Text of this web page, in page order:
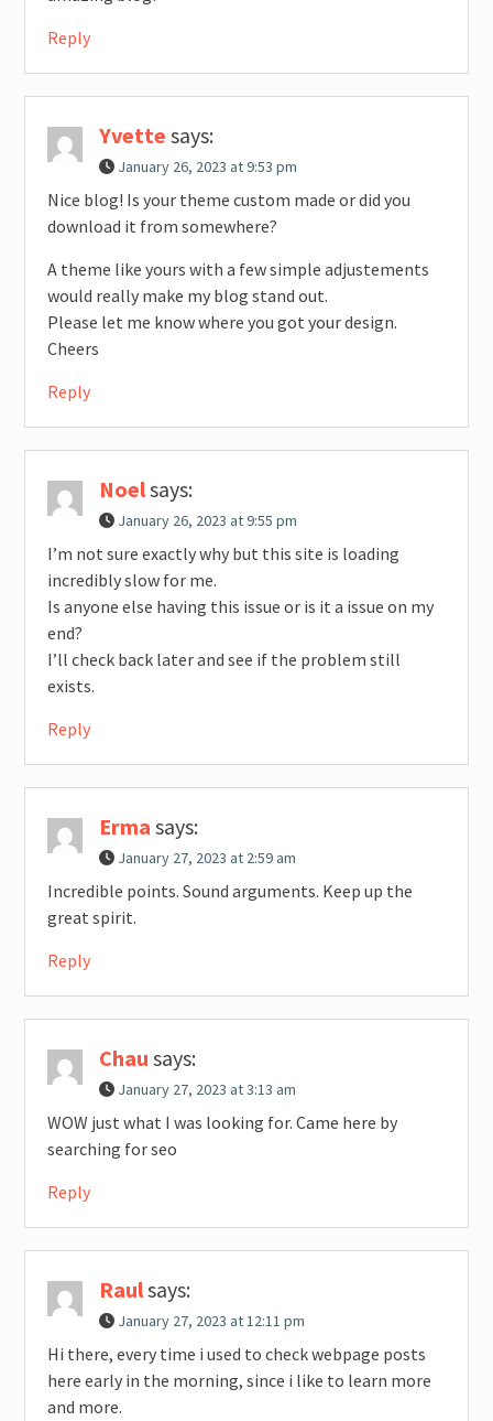
Reply
Yvette says:
January 26, 2023 at 9:53 pm
Nice blog! Is your theme custom made or did you
download it from somewhere?
A theme like yours with a few simple adjustements
would really make my blog stand out.
Please let me know where you got your design.
Cheers
Reply
Noelsays:
January 26, 2023 at 9:55 pm
I’m not sure exactly why but this site is loading
incredibly slow for me.
Is anyone else having this issue or is it a issue on my
end?
I’ll check back later and see if the problem still
exists.
Reply
Erma says:
January 27, 2023 at 2:59 am
Incredible points. Sound arguments. Keep up the
great spirit.
Reply
Chau says:
January 27, 2023 at 3:13 am
WOW just what I was looking for. Came here by
searching for seo
Reply
Raulsays:
January 27, 2023 at 12:11 pm
Hi there, every time i used to check webpage posts
here early in the morning, since i like to learn more
and more.